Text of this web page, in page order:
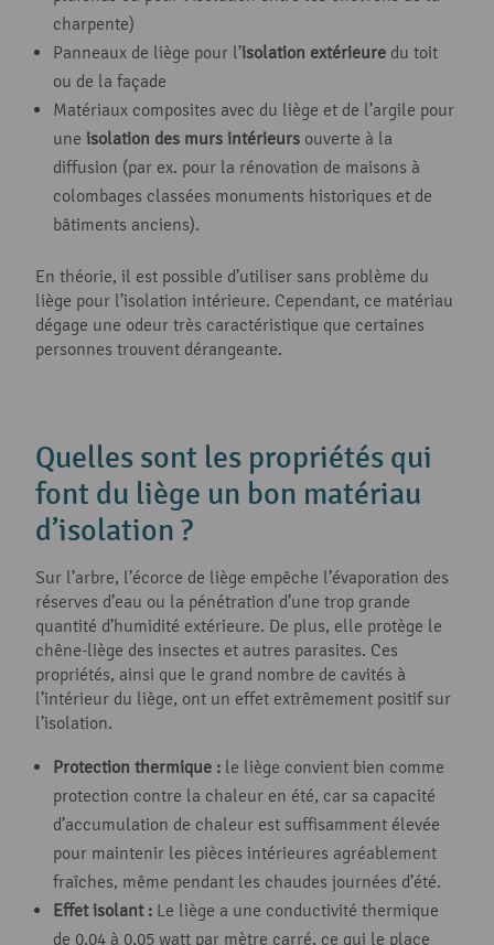
charpente)
Panneaux de liège pour l’isolation extérieure du toit
ou de la façade
Matériaux composites avec du liège et de l’argile pour
une isolation des murs intérieurs ouverte à la
diffusion (par ex. pour la rénovation de maisons à
colombages classées monuments historiques et de
bâtiments anciens).
En théorie, il est possible d’utiliser sans problème du
liège pour l’isolation intérieure. Cependant, ce matériau
dégage une odeur très caractéristique que certaines
personnes trouvent dérangeante.
Quelles sont les propriétés qui
font du liège un bon matériau
d’isolation ?
Sur l’arbre, l’écorce de liège empêche l’évaporation des
réserves d’eau ou la pénétration d’une trop grande
quantité d’humidité extérieure. De plus, elle protège le
chêne-liège des insectes et autres parasites. Ces
propriétés, ainsi que le grand nombre de cavités à
l’intérieur du liège, ont un effet extrêmement positif sur
l’isolation.
Protection thermique : le liège convient bien comme
protection contre la chaleur en été, car sa capacité
d’accumulation de chaleur est suffisamment élevée
pour maintenir les pièces intérieures agréablement
fraîches, même pendant les chaudes journées d’été.
Effet isolant : Le liège a une conductivité thermique
de 0,04 à 0,05 watt par mètre carré, ce qui le place